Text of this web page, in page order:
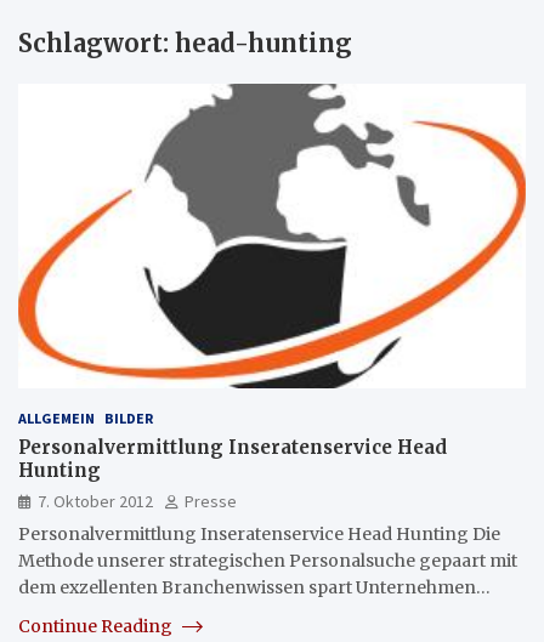
Schlagwort: head-hunting
ALLGEMEIN BILDER
Personalvermittlung Inseratenservice Head
Hunting
7. Oktober 2012
Presse
Personalvermittlung Inseratenservice Head Hunting Die
Methode unserer strategischen Personalsuche gepaart mit
dem exzellenten Branchenwissen spart Unternehmen…
Continue Reading